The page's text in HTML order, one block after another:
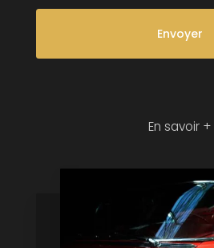
En savoir +